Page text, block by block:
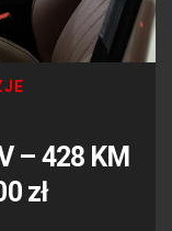
– 428 KM
zł